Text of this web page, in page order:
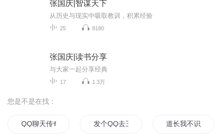
张国庆|智谋天下
从历史与现实中吸取教训，积累经验
25 8180
张国庆|读书分享
与大家一起分享经典
17 1.3万
您是不是在找：
QQ聊天传奇 发个QQ去三国 道长我不识人心